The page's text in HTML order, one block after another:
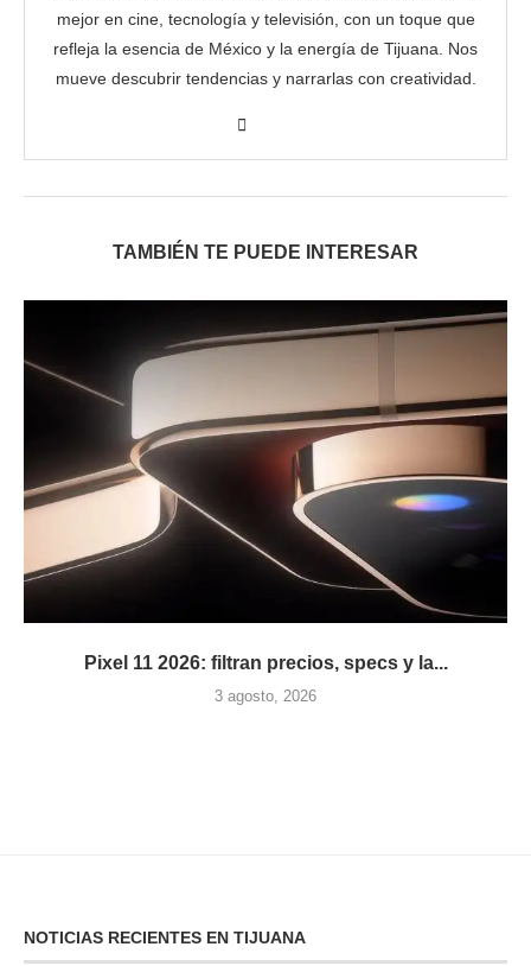
mejor en cine, tecnología y televisión, con un toque que
refleja la esencia de México y la energía de Tijuana. Nos
mueve descubrir tendencias y narrarlas con creatividad.
TAMBIÉN TE PUEDE INTERESAR
Pixel 11 2026: filtran precios, specs y la...
3 agosto, 2026
NOTICIAS RECIENTES EN TIJUANA